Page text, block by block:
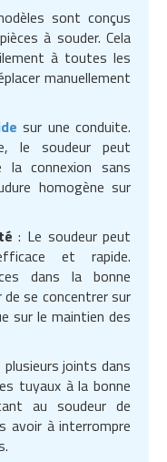
sont conçus
à souder. Cela
à toutes les
manuellement
sur une conduite.
le soudeur peut
connexion sans
homogène sur
: Le soudeur peut
et rapide.
dans la bonne
se concentrer sur
sur le maintien des
joints dans
tuyaux à la bonne
au soudeur de
avoir à interrompre